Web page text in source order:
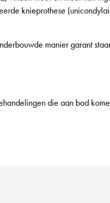
knieprothese
manier garant
die aan bod